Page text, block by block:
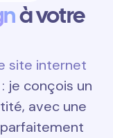
à votre
site internet
je conçois un
avec une